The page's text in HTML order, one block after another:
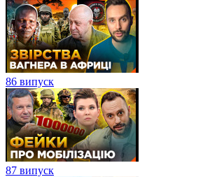
86 випуск
87 випуск